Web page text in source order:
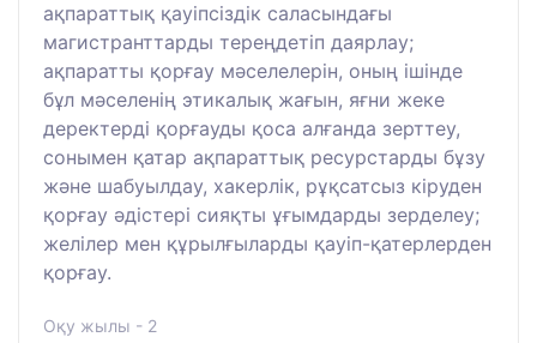
ақпараттық қауіпсіздік саласындағы
магистранттарды тереңдетіп даярлау;
ақпаратты қорғау мәселелерін, оның ішінде
бұл мәселенің этикалық жағын, яғни жеке
деректерді қорғауды қоса алғанда зерттеу,
сонымен қатар ақпараттық ресурстарды бұзу
және шабуылдау, хакерлік, рұқсатсыз кіруден
қорғау әдістері сияқты ұғымдарды зерделеу;
желілер мен құрылғыларды қауіп-қатерлерден
қорғау.
Оқу жылы - 2